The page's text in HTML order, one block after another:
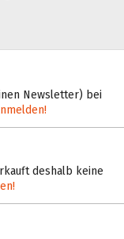
Newsletter) bei
deshalb keine